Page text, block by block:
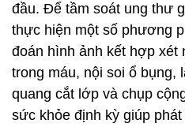
đầu. Để tầm soát ung thư
thực hiện một số phương
đoán hình ảnh kết hợp xét
trong máu, nội soi ổ bụng,
quang cắt lớp và chụp
sức khỏe định kỳ giúp